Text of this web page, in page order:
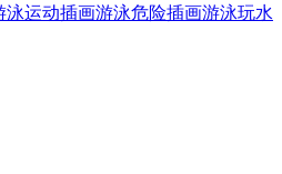
泳运动插画游泳危险插画游泳玩水